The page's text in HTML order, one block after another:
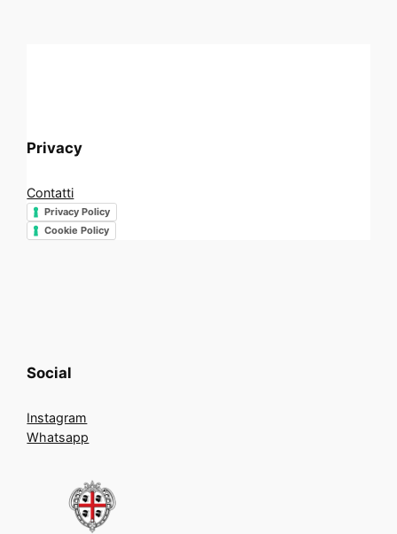
Privacy
Contatti
Privacy Policy
Cookie Policy
Social
Instagram
Whatsapp